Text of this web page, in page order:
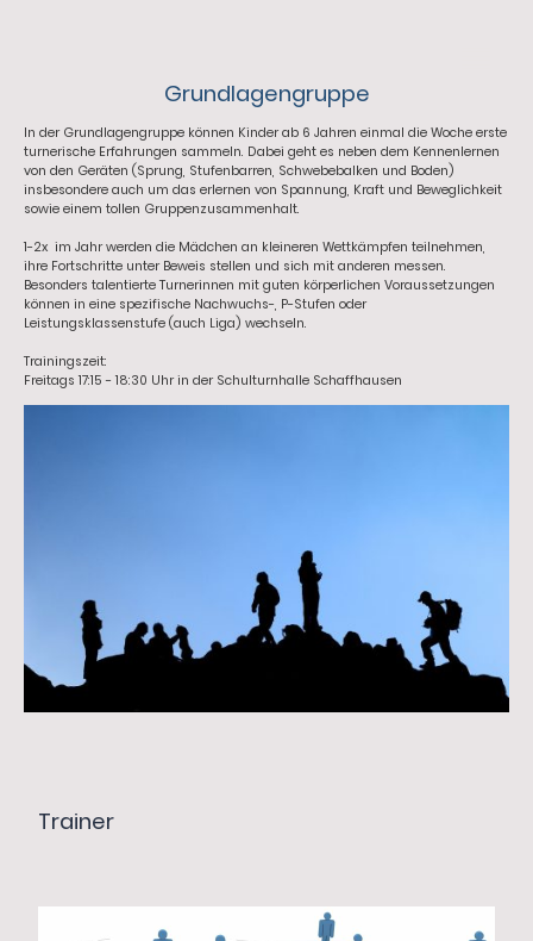
Grundlagengruppe
In der Grundlagengruppe können Kinder ab 6 Jahren einmal die Woche erste
turnerische Erfahrungen sammeln. Dabei geht es neben dem Kennenlernen
von den Geräten (Sprung, Stufenbarren, Schwebebalken und Boden)
insbesondere auch um das erlernen von Spannung, Kraft und Beweglichkeit
sowie einem tollen Gruppenzusammenhalt.
1-2x im Jahr werden die Mädchen an kleineren Wettkämpfen teilnehmen,
ihre Fortschritte unter Beweis stellen und sich mit anderen messen.
Besonders talentierte Turnerinnen mit guten körperlichen Voraussetzungen
können in eine spezifische Nachwuchs-, P-Stufen oder
Leistungsklassenstufe (auch Liga) wechseln.
Trainingszeit:
Freitags 17:15 - 18:30 Uhr in der Schulturnhalle Schaffhausen
Trainer